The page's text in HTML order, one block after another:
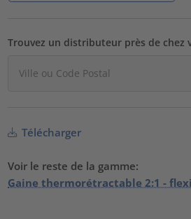
Trouvez un distributeur près de chez
Télécharger
Voir le reste de la gamme:
Gaine thermorétractable 2:1 -